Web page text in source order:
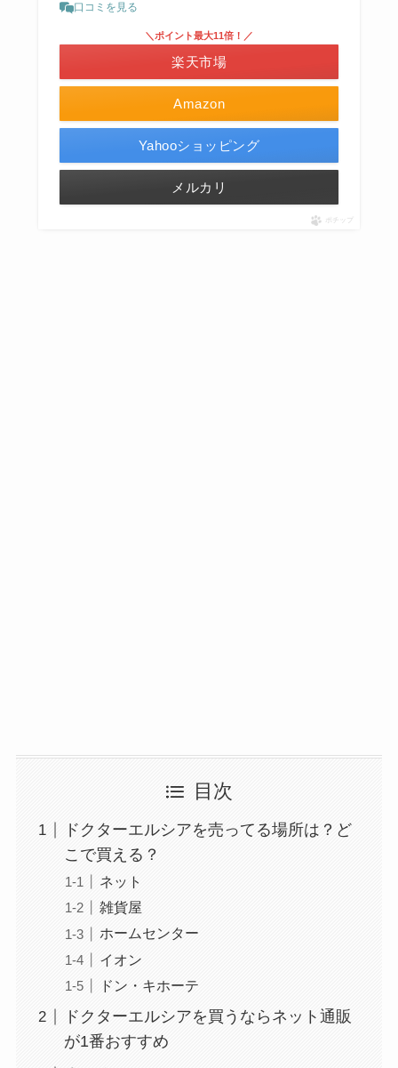
口コミを見る
Amazon
＼ポイント最大11倍！／
楽天市場
Yahooショッピング
メルカリ
ポチップ
目次
ドクターエルシアを売ってる場所は？ど
こで買える？
ネット
雑貨屋
ホームセンター
イオン
ドン・キホーテ
ドクターエルシアを買うならネット通販
が1番おすすめ